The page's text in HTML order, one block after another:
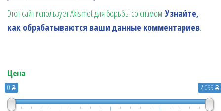
Этот сайт использует Akismet для борьбы со спамом.Узнайте,
как обрабатываются ваши данные комментариев.
Цена
0 ₴ 2 099 ₴